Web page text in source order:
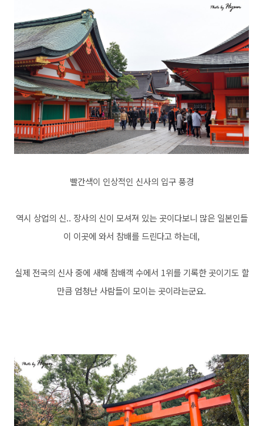
빨간색이 인상적인 신사의 입구 풍경
역시 상업의 신.. 장사의 신이 모셔져 있는 곳이다보니 많은 일본인들
이 이곳에 와서 참배를 드린다고 하는데,
실제 전국의 신사 중에 새해 참배객 수에서 1위를 기록한 곳이기도 할
만큼 엄청난 사람들이 모이는 곳이라는군요.